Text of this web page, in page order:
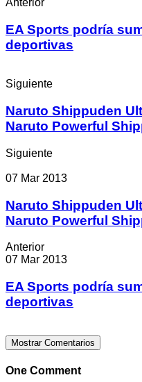
Anterior
EA Sports podría
deportivas
Siguiente
Naruto Shippuden
Naruto Powerful
Siguiente
07 Mar 2013
Naruto Shippuden
Naruto Powerful
Anterior
07 Mar 2013
EA Sports podría
deportivas
Mostrar Comentarios
One Comment